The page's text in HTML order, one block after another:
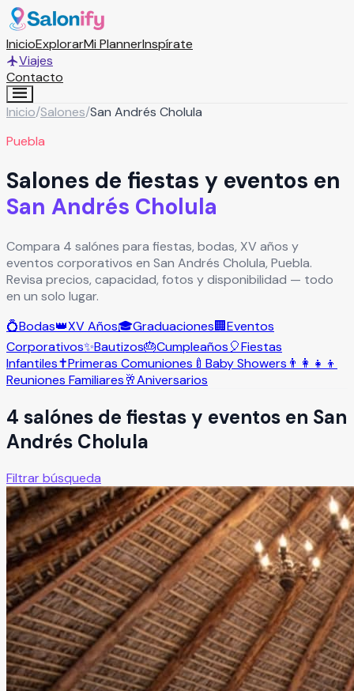
InicioExplorarMi PlannerInspírate
Viajes
Contacto
Inicio/Salones/San Andrés Cholula
Puebla
Salones de fiestas y eventos en
San Andrés Cholula
Compara 4 salónes para fiestas, bodas, XV años y
eventos corporativos en San Andrés Cholula, Puebla.
Revisa precios, capacidad, fotos y disponibilidad — todo
en un solo lugar.
💍Bodas👑XV Años🎓Graduaciones🏢Eventos
Corporativos✨Bautizos🎂Cumpleaños🎈Fiestas
Infantiles✝️Primeras Comuniones 🍼 Baby Showers 👨‍👩‍👧‍👦
Reuniones Familiares🥂Aniversarios
4 salónes de fiestas y eventos en San
Andrés Cholula
Filtrar búsqueda